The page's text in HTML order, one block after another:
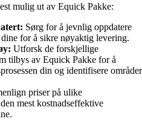
mulig ut av Equick Pakke:
Sørg for å jevnlig oppdatere
for å sikre nøyaktig levering.
Utforsk de forskjellige
tilbys av Equick Pakke for å
din og identifisere områder
priser på ulike
mest kostnadseffektive